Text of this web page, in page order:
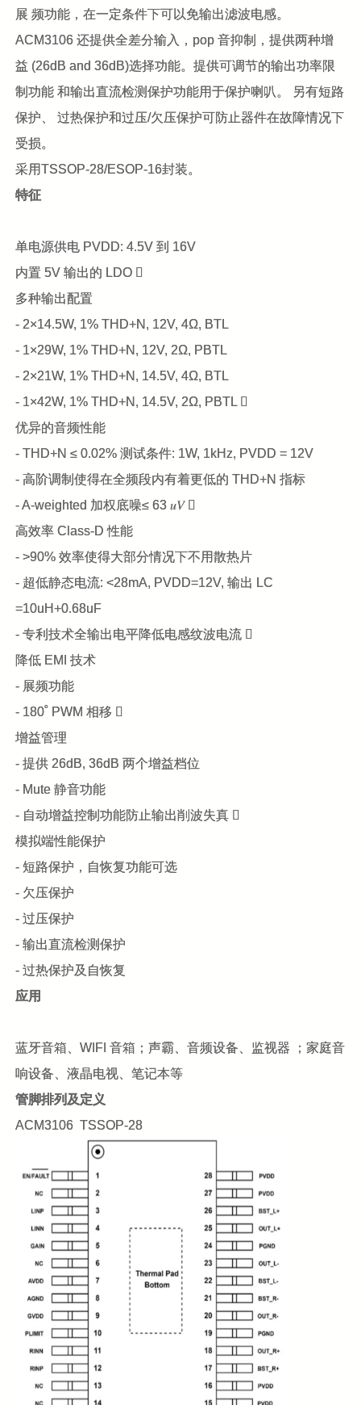
展 频功能，在一定条件下可以免输出滤波电感。
ACM3106 还提供全差分输入，pop 音抑制，提供两种增
益 (26dB and 36dB)选择功能。提供可调节的输出功率限
制功能 和输出直流检测保护功能用于保护喇叭。 另有短路
保护、 过热保护和过压/欠压保护可防止器件在故障情况下
受损。
采用TSSOP-28/ESOP-16封装。
特征
单电源供电 PVDD: 4.5V 到 16V
内置 5V 输出的 LDO 
多种输出配置
- 2×14.5W, 1% THD+N, 12V, 4Ω, BTL
- 1×29W, 1% THD+N, 12V, 2Ω, PBTL
- 2×21W, 1% THD+N, 14.5V, 4Ω, BTL
- 1×42W, 1% THD+N, 14.5V, 2Ω, PBTL 
优异的音频性能
- THD+N ≤ 0.02% 测试条件: 1W, 1kHz, PVDD = 12V
- 高阶调制使得在全频段内有着更低的 THD+N 指标
- A-weighted 加权底噪≤ 63 𝑢𝑉 
高效率 Class-D 性能
- >90% 效率使得大部分情况下不用散热片
- 超低静态电流: <28mA, PVDD=12V, 输出 LC
=10uH+0.68uF
- 专利技术全输出电平降低电感纹波电流 
降低 EMI 技术
- 展频功能
- 180˚ PWM 相移 
增益管理
- 提供 26dB, 36dB 两个增益档位
- Mute 静音功能
- 自动增益控制功能防止输出削波失真 
模拟端性能保护
- 短路保护，自恢复功能可选
- 欠压保护
- 过压保护
- 输出直流检测保护
- 过热保护及自恢复
应用
蓝牙音箱、WIFI 音箱；声霸、音频设备、监视器 ；家庭音
响设备、液晶电视、笔记本等
管脚排列及定义
ACM3106 TSSOP-28